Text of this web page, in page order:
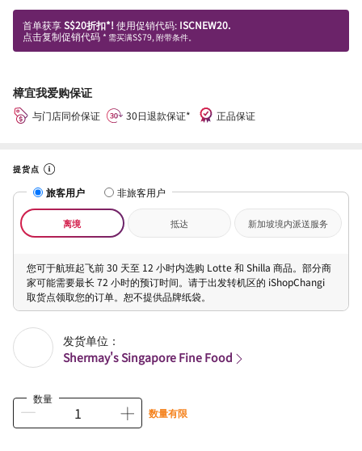
首单获享S$20折扣*! 使用促销代码: ISCNEW20.
点击复制促销代码 * 需买满S$79, 附带条件。
樟宜我爱购保证
与门店同价保证 30日退款保证* 正品保证
提货点
旅客用户 非旅客用户
离境 抵达 新加坡境内派送服务
您可于航班起飞前 30 天至 12 小时内选购 Lotte 和 Shilla 商品。部分商
家可能需要最长 72 小时的预订时间。请于出发转机区的 iShopChangi
取货点领取您的订单。恕不提供品牌纸袋。
发货单位：
Shermay's Singapore Fine Food
数量
数量有限